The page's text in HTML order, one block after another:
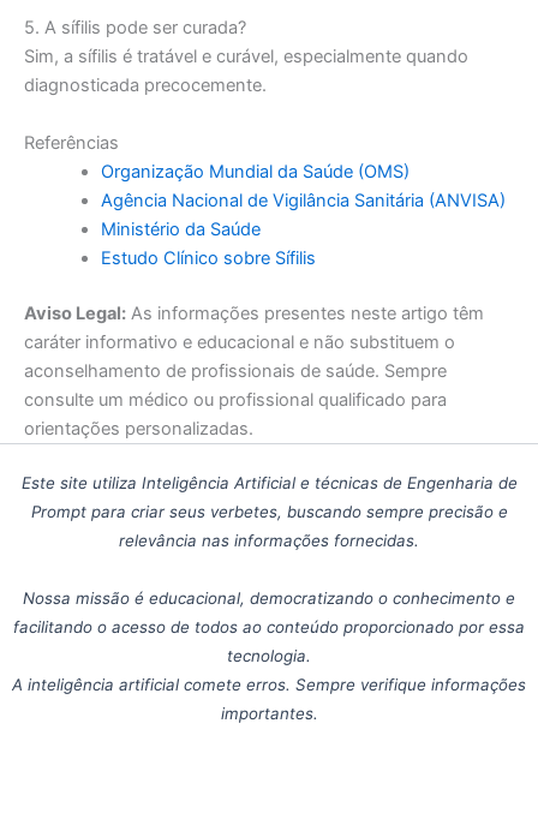
5. A sífilis pode ser curada?
Sim, a sífilis é tratável e curável, especialmente quando
diagnosticada precocemente.
Referências
Organização Mundial da Saúde (OMS)
Agência Nacional de Vigilância Sanitária (ANVISA)
Ministério da Saúde
Estudo Clínico sobre Sífilis
Aviso Legal: As informações presentes neste artigo têm
caráter informativo e educacional e não substituem o
aconselhamento de profissionais de saúde. Sempre
consulte um médico ou profissional qualificado para
orientações personalizadas.
Este site utiliza Inteligência Artificial e técnicas de Engenharia de
Prompt para criar seus verbetes, buscando sempre precisão e
relevância nas informações fornecidas.
Nossa missão é educacional, democratizando o conhecimento e
facilitando o acesso de todos ao conteúdo proporcionado por essa
tecnologia.
A inteligência artificial comete erros. Sempre verifique informações
importantes.